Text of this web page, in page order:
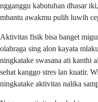
ngganggu kabutuhan dhasar
mbantu awakmu pulih luwih
Aktivitas fisik bisa banget
olahraga sing alon kayata
ningkatake swasana ati kanthi
sehat kanggo stres lan kuatir.
ningkatake aktivitas nalika